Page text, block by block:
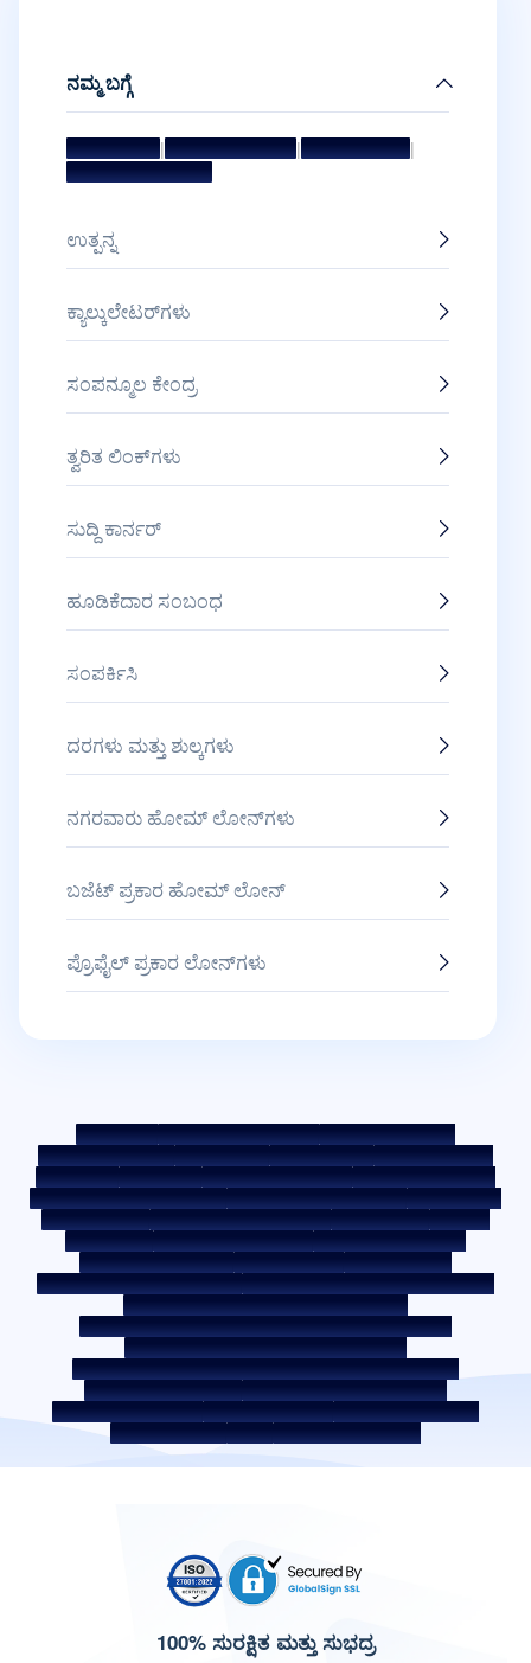
ನಮ್ಮ ಬಗ್ಗೆ
ಧ್ಯೇಯ ಮತ್ತು ಗುರಿ|ಮ್ಯಾನೇಜ್‌ಮೆಂಟ್ ಟೀಮ್|ನಿರ್ದೇಶಕರ ಮಂಡಳಿ|
ಪ್ರಶಸ್ತಿಗಳು ಮತ್ತು ಗೌರವಗಳು
ಉತ್ಪನ್ನ
ಕ್ಯಾಲ್ಕುಲೇಟರ್‌ಗಳು
ಸಂಪನ್ಮೂಲ ಕೇಂದ್ರ
ತ್ವರಿತ ಲಿಂಕ್‌ಗಳು
ಸುದ್ದಿ ಕಾರ್ನರ್
ಹೂಡಿಕೆದಾರ ಸಂಬಂಧ
ಸಂಪರ್ಕಿಸಿ
ದರಗಳು ಮತ್ತು ಶುಲ್ಕಗಳು
ನಗರವಾರು ಹೋಮ್ ಲೋನ್‌ಗಳು
ಬಜೆಟ್ ಪ್ರಕಾರ ಹೋಮ್ ಲೋನ್
ಪ್ರೊಫೈಲ್ ಪ್ರಕಾರ ಲೋನ್‌ಗಳು
ಸೈಟ್ ಮ್ಯಾಪ್ ನ್ಯಾಯೋಚಿತ ಅಭ್ಯಾಸ ಸಂಹಿತೆ
ಬೆಂಚ್‌ಮಾರ್ಕ್ ದರಗಳು
KYC ಮಾರ್ಗಸೂಚಿಗಳು
ಡೌನ್ಲೋಡ್‌ಗಳು ಸೇಲ್ ನೋಟೀಸ್
ಹರಾಜು ಪೋರ್ಟಲ್
ಕುಕೀ ಪಾಲಿಸಿ
ಗೌಪ್ಯತಾ ನೀತಿ ನಿಯಮ ಮತ್ತು ಷರತ್ತುಗಳು
ವಿಶಲ್ ಬ್ಲೋವರ್ ಪಾಲಿಸಿ
ಕುಂದುಕೊರತೆಯನ್ನು ಪೋಸ್ಟ್ ಮಾಡಿ
ಕುಂದುಕೊರತೆ ಪರಿಹಾರ ಪಾಲಿಸಿ
ಪರಿಸರ ಪಾಲಿಸಿ
ಗುಣಮಟ್ಟ ಪಾಲಿಸಿ
ಸೋಶಿಯಲ್ ಮೀಡಿಯಾ ಪಾಲಿಸಿ ಹಕ್ಕು ನಿರಾಕರಣೆ
ಬಡ್ಡಿ ದರ
ಬಡ್ಡಿ ದರ ನೀತಿ
ಫೀಸ್ ಮತ್ತು ಇತರ ಶುಲ್ಕಗಳು
ಅಗತ್ಯವಿರುವ ಡಾಕ್ಯುಮೆಂಟ್
ಮುಂಗಡ ಪಾವತಿ ಶುಲ್ಕಗಳು
ROI ಸ್ವಿಚ್ ಪಾಲಿಸಿ
ಸಹ-ಸಾಲ ಪಾಲಿಸಿ
ಸಹ-ಸಾಲ ನೀಡುವ ಪಾಲುದಾರಿಕೆಗಳು
ಸಾಲಗಾರರ ಶಿಕ್ಷಣ - SMA/ NPA ವರ್ಗೀಕರಣ
ಸಾಲಗಾರರ ಜಾಗೃತಿ -ಆರ್‌ಬಿಐ ಒಂಬುಡ್ಸ್‌ಮನ್ ಸ್ಕೀಮ್
ಸಾಲಗಾರರ ಜಾಗೃತಿ - ಆಸ್ತಿ ಡಾಕ್ಯುಮೆಂಟ್‌ಗಳನ್ನು ಹಸ್ತಾಂತರಿಸುವ ಪ್ರಕ್ರಿಯೆ
ಕಾರ್ಪೊರೇಟ್ ಆಡಳಿತದ ಆಂತರಿಕ ಮಾರ್ಗಸೂಚಿಗಳು
SARFAESI ಕಾಯ್ದೆ 2002 ರ ಅಡಿಯಲ್ಲಿ ಹೊಂದಿರುವ ಸುರಕ್ಷಿತ ಸ್ವತ್ತುಗಳು
ಸ್ಥಗಿತ ಸೇವಾ ಪೂರೈಕೆದಾರರು
ಡಿಜಿಟಲ್ ಸೋರ್ಸಿಂಗ್ ಪಾಲುದಾರರು
ಲಿಕ್ವಿಡಿಟಿ ರಿಸ್ಕ್ ಬಗ್ಗೆ ಪ್ರಕಟಣೆ
ಡಿಜಿಟಲ್ ಸರ್ವಿಸ್‌ಗಳು
ಸಿಕೆವೈಸಿ ಜಾಗೃತಿ ವಿಡಿಯೋ
CKYC ಜಾಗೃತಿ ಚಿತ್ರ
CSR ಭಾರತದಲ್ಲಿ ವಸತಿ ಸ್ಥಳಗಳು
100% ಸುರಕ್ಷಿತ ಮತ್ತು ಸುಭದ್ರ